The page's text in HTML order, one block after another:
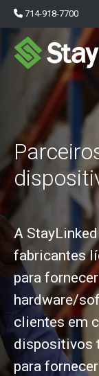
714-918-7700
A
fabricantes
para
hardware/
clientes em
dispositivos
para